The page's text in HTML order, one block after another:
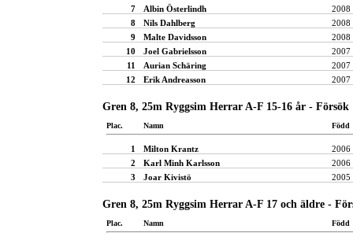
7
Albin Österlindh
2008
8
Nils Dahlberg
2008
9
Malte Davidsson
2008
10
Joel Gabrielsson
2007
11
Aurian Schäring
2007
12
Erik Andreasson 2007
Gren 8, 25m Ryggsim Herrar A-F 15-16 år - Försök
Plac. Namn Född
1 Milton Krantz
2006
2
Karl Minh Karlsson
2006
3
Joar Kivistö 2005
Gren 8, 25m Ryggsim Herrar A-F 17 och äldre -
Plac. Namn Född